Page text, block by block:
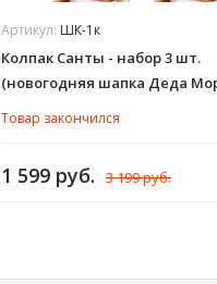
Артикул: ШК-1к
Колпак Санты - набор 3 шт.
(новогодняя шапка Деда
шляпа для взрослых
Товар закончился
1 599 руб. 3 199 руб.